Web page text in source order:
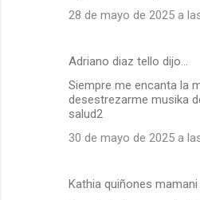
28 de mayo de 2025 a
Adriano diaz tello dijo…
Siempre me encanta la
desestrezarme musika
salud2
30 de mayo de 2025 a
Kathia quiñones